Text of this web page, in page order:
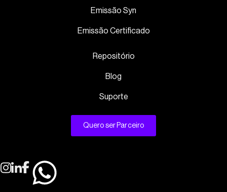
Emissão Syn
Emissão Certificado
Repositório
Blog
Suporte
Quero ser Parceiro